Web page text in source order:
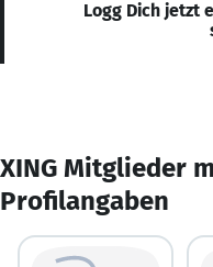
Logg Dich jetzt
XING Mitglieder
Profilangaben